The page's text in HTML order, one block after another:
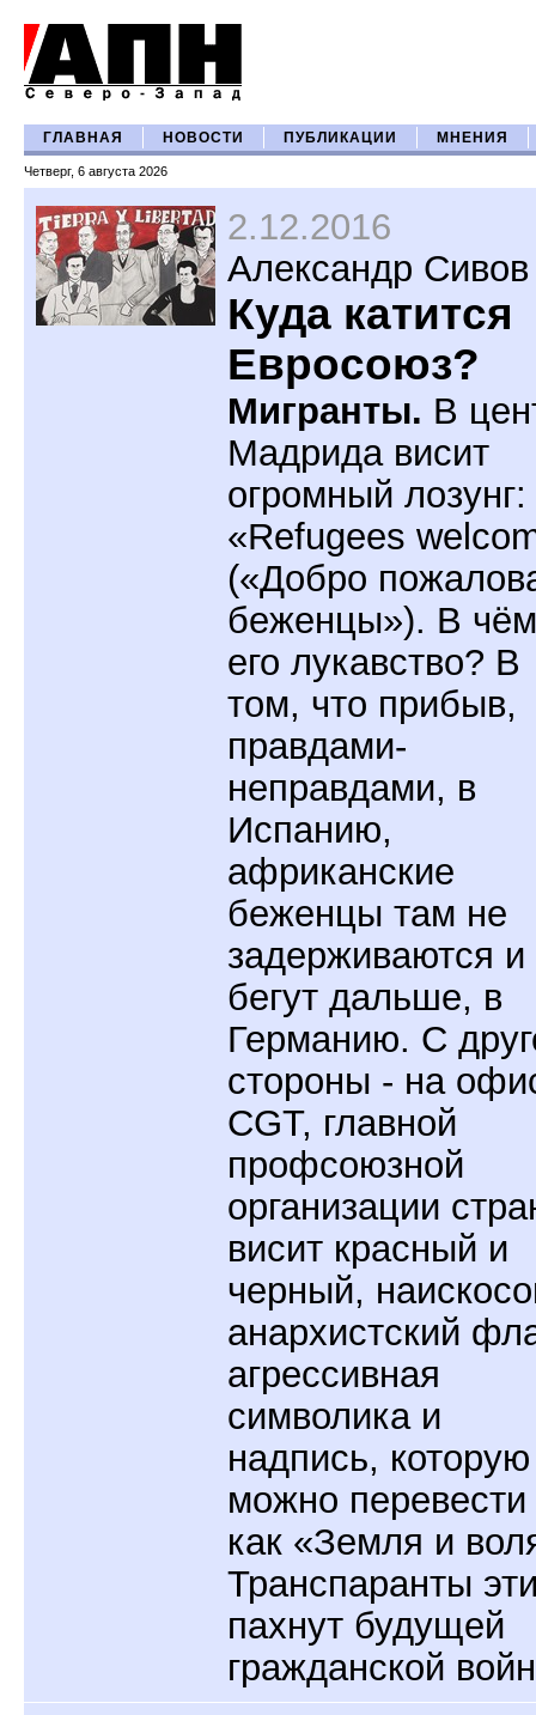
ГЛАВНАЯ НОВОСТИ ПУБЛИКАЦИИ МНЕНИЯ
Четверг, 6 августа 2026
2.12.2016
Александр Сивов
Куда катится
Евросоюз?
Мигранты. В
Мадрида висит
огромный лозунг:
«Refugees
(«Добро
беженцы»). В чём
его лукавство? В
том, что прибыв,
правдами-
неправдами, в
Испанию,
африканские
беженцы там не
задерживаются и
бегут дальше, в
Германию. С
стороны - на
CGT, главной
профсоюзной
организации
висит красный и
черный,
анархистский
агрессивная
символика и
надпись, которую
можно перевести
как «Земля и
Транспаранты
пахнут будущей
гражданской